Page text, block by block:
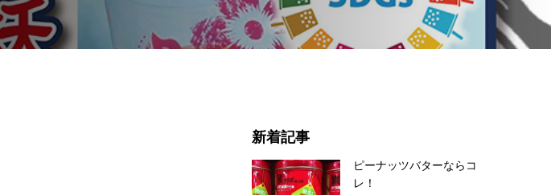
新着記事
ピーナッツバターならコ
レ！